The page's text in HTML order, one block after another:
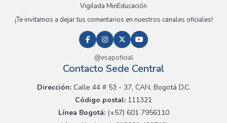
Vigilada MinEducación
¡Te invitamos a dejar tus comentarios en nuestros canales oficiales!
@esapoficial
Contacto Sede Central
Dirección:Calle 44 # 53 - 37, CAN, Bogotá D.C.
Código postal: 111321
Línea Bogotá:(+57) 601 7956110